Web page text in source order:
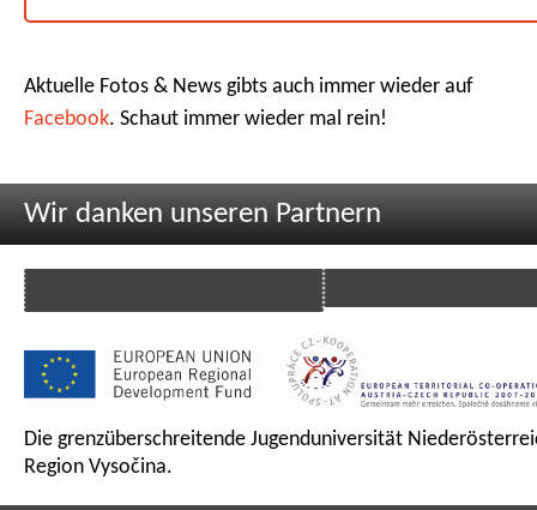
Aktuelle Fotos & News gibts auch immer wieder auf
Facebook. Schaut immer wieder mal rein!
Wir danken unseren Partnern
Die grenzüberschreitende Jugenduniversität
Region Vysočina.